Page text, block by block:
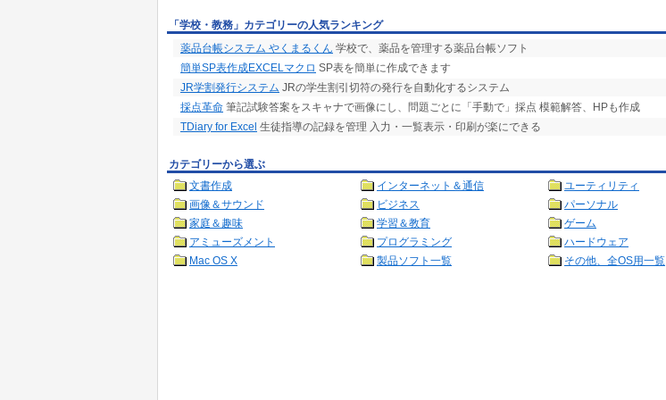
「学校・教務」カテゴリーの人気ランキング
薬品台帳システム やくまるくん 学校で、薬品を管理する薬品台帳ソフト
簡単SP表作成EXCELマクロ SP表を簡単に作成できます
JR学割発行システム JRの学生割引切符の発行を自動化するシステム
採点革命 筆記試験答案をスキャナで画像にし、問題ごとに「手動で」採点 模範解答、HPも作成
TDiary for Excel 生徒指導の記録を管理 入力・一覧表示・印刷が楽にできる
カテゴリーから選ぶ
文書作成
インターネット＆通信
ユーティリティ
画像＆サウンド
ビジネス
パーソナル
家庭＆趣味
学習＆教育
ゲーム
アミューズメント
プログラミング
ハードウェア
Mac OS X
製品ソフト一覧 その他、全OS用一覧